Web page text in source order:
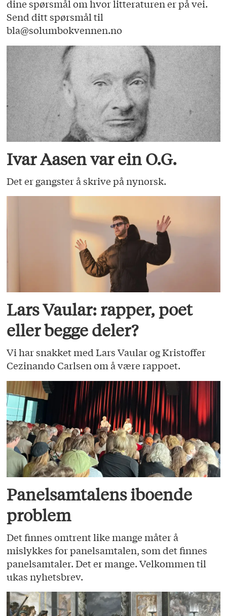
dine spørsmål om hvor litteraturen er på vei.
Send ditt spørsmål til
bla@solumbokvennen.no
Ivar Aasen var ein O.G.
Det er gangster å skrive på nynorsk.
Lars Vaular: rapper, poet
eller begge deler?
Vi har snakket med Lars Vaular og Kristoffer
Cezinando Carlsen om å være rappoet.
Panelsamtalens iboende
problem
Det finnes omtrent like mange måter å
mislykkes for panelsamtalen, som det finnes
panelsamtaler. Det er mange. Velkommen til
ukas nyhetsbrev.